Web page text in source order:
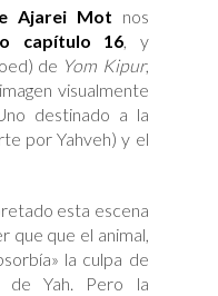
Libertad
Ajarei Mot nos
capítulo 16, y
de Yom Kipur,
visualmente
destinado a la
por Yahveh) y el
esta escena
que que el animal,
la culpa de
de Yah. Pero la